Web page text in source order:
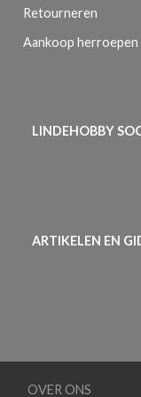
Retourneren
Aankoop herroepen
LINDEHOBBY
ARTIKELEN EN
OVER ONS